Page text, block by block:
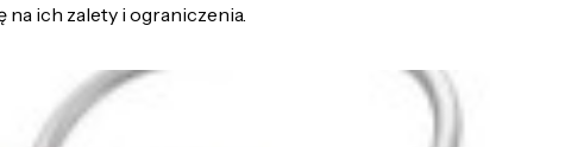
ich zalety i ograniczenia.